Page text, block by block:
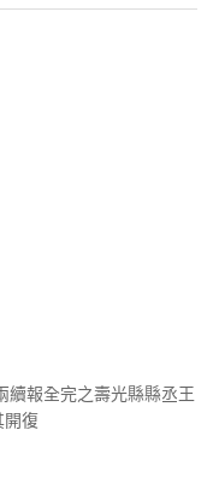
續報全完之壽光縣縣丞王
開復